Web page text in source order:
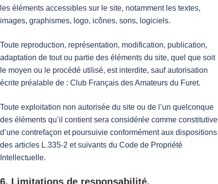
les éléments accessibles sur le site, notamment les textes,
images, graphismes, logo, icônes, sons, logiciels.
Toute reproduction, représentation, modification, publication,
adaptation de tout ou partie des éléments du site, quel que soit
le moyen ou le procédé utilisé, est interdite, sauf autorisation
écrite préalable de : Club Français des Amateurs du Furet.
Toute exploitation non autorisée du site ou de l’un quelconque
des éléments qu’il contient sera considérée comme constitutive
d’une contrefaçon et poursuivie conformément aux dispositions
des articles L.335-2 et suivants du Code de Propriété
Intellectuelle.
6. Limitations de responsabilité.